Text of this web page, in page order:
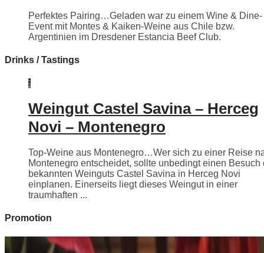
Perfektes Pairing…Geladen war zu einem Wine & Dine-
Event mit Montes & Kaiken-Weine aus Chile bzw.
Argentinien im Dresdener Estancia Beef Club.
Drinks / Tastings
Weingut Castel Savina – Herceg
Novi – Montenegro
Top-Weine aus Montenegro…Wer sich zu einer Reise
Montenegro entscheidet, sollte unbedingt einen Besuch
bekannten Weinguts Castel Savina in Herceg Novi
einplanen. Einerseits liegt dieses Weingut in einer
traumhaften ...
Promotion